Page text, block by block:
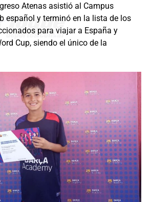
Atenas asistió al Campus
español y terminó en la lista de los
para viajar a España y
Cup, siendo el único de la